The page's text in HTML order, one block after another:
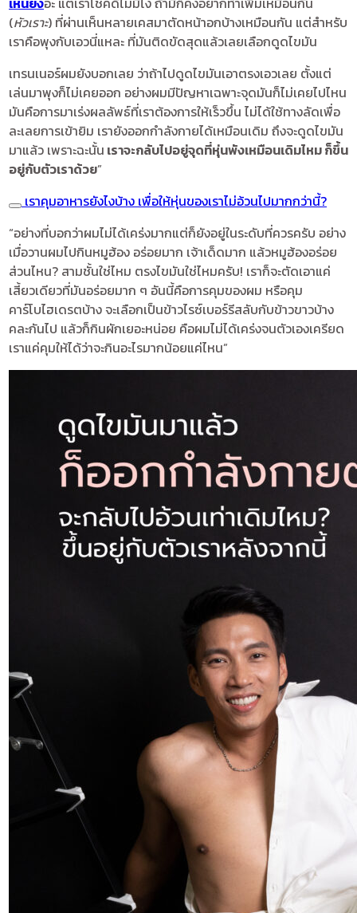
(หัวเราะ) ที่ผ่านเห็นหลายเคสมาตัดหน้าอกบ้างเหมือนกัน แต่สำหรับ
เราคือพุงกับเอวนี่แหละ ที่มันติดขัดสุดแล้วเลยเลือกดูดไขมัน
เทรนเนอร์ผมยังบอกเลย ว่าถ้าไปดูดไขมันเอาตรงเอวเลย ตั้งแต่
เล่นมาพุงก็ไม่เคยออก อย่างผมมีปัญหาเฉพาะจุดมันก็ไม่เคยไปไหน
มันคือการมาเร่งผลลัพธ์ที่เราต้องการให้เร็วขึ้น ไม่ได้ใช้ทางลัดเพื่อ
ละเลยการเข้ายิม เรายังออกกำลังกายได้เหมือนเดิม ถึงจะดูดไขมัน
มาแล้ว เพราะฉะนั้น เราจะกลับไปอยู่จุดที่หุ่นพังเหมือนเดิมไหม ก็ขึ้น
อยู่กับตัวเราด้วย”
เราคุมอาหารยังไงบ้าง เพื่อให้หุ่นของเราไม่อ้วนไปมากกว่านี้?
“อย่างที่บอกว่าผมไม่ได้เคร่งมากแต่ก็ยังอยู่ในระดับที่ควรครับ อย่าง
เมื่อวานผมไปกินหมูฮ้อง อร่อยมาก เจ้าเด็ดมาก แล้วหมูฮ้องอร่อย
ส่วนไหน? สามชั้นใช่ไหม ตรงไขมันใช่ไหมครับ! เราก็จะตัดเอาแค่
เสี้ยวเดียวที่มันอร่อยมาก ๆ อันนี้คือการคุมของผม หรือคุม
คาร์โบไฮเดรตบ้าง จะเลือกเป็นข้าวไรซ์เบอร์รีสลับกับข้าวขาวบ้าง
คละกันไป แล้วก็กินผักเยอะหน่อย คือผมไม่ได้เคร่งจนตัวเองเครียด
เราแค่คุมให้ได้ว่าจะกินอะไรมากน้อยแค่ไหน”